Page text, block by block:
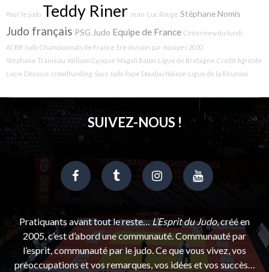
Pour le judo Teddy Riner Jean-Luc Rougé Stéphane Nomis
Judo français PSG Judo Equipe de France L'interview du lundi
ACBB Judo Championnats de France 1re division par équipes 2020
Stéphane Traineau William Cysique Magali Baton Ligue de Bretagne Crédit Agricole
Lucie Décosse crowdfunding Sucy Judo Pape Doudou Ndiaye Ligue de la Réunion
SUIVEZ-NOUS !
Pratiquants avant tout le reste…L’Esprit du Judo, créé en
2005, c’est d’abord une communauté. Communauté par
l’esprit, communauté par le judo. Ce que vous vivez, vos
préoccupations et vos remarques, vos idées et vos succès…